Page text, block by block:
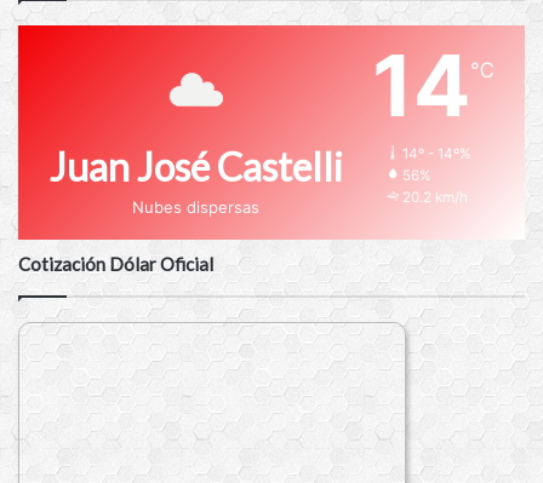
Juan José Castelli
Nubes dispersas
14℃
14º - 14º%
56%
20.2 km/h
Cotización Dólar Oficial